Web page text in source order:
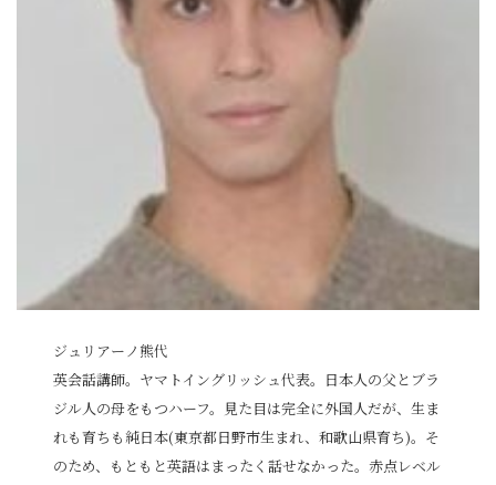
ジュリアーノ熊代
英会話講師。ヤマトイングリッシュ代表。日本人の父とブラ
ジル人の母をもつハーフ。見た目は完全に外国人だが、生ま
れも育ちも純日本(東京都日野市生まれ、和歌山県育ち)。そ
のため、もともと英語はまったく話せなかった。赤点レベル